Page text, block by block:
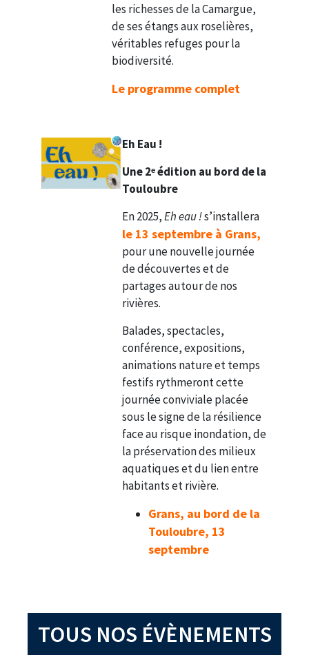
les richesses de la Camargue,
de ses étangs aux roselières,
véritables refuges pour la
biodiversité.
Le programme complet
Eh Eau !
Une 2ᵉédition au bord de la
Touloubre
En 2025,Eh eau !s’installera
le 13 septembre à Grans,
pour une nouvelle journée
de découvertes et de
partages autour de nos
rivières.
Balades, spectacles,
conférence, expositions,
animations nature et temps
festifs rythmeront cette
journée conviviale placée
sous le signe de la résilience
face au risque inondation, de
la préservation des milieux
aquatiques et du lien entre
habitants et rivière.
Grans, au bord de la
Touloubre, 13
septembre
TOUS NOS ÉVÈNEMENTS